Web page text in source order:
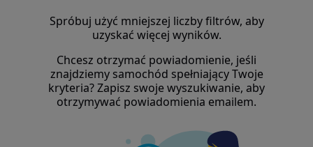
Spróbuj użyć mniejszej liczby filtrów, aby
uzyskać więcej wyników.
Chcesz otrzymać powiadomienie, jeśli
znajdziemy samochód spełniający Twoje
kryteria? Zapisz swoje wyszukiwanie, aby
otrzymywać powiadomienia emailem.